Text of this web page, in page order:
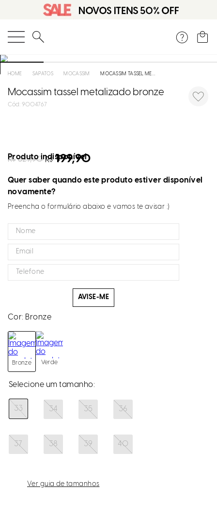
O que você está procurando?
SAPATOS MOCASSIM MOCASSIM TASSEL METALIZADO BRONZE
Mocassim tassel metalizado bronze
: 9004767
R$ 329,90 R$ 199,90
Produto indisponível
Quer saber quando este produto estiver disponível
novamente?
Preencha o formulário abaixo e vamos te avisar :)
AVISE-ME
Cor: Bronze
Bronze Verde
33 34 35 36
37 38 39 40
Ver guia de tamanhos